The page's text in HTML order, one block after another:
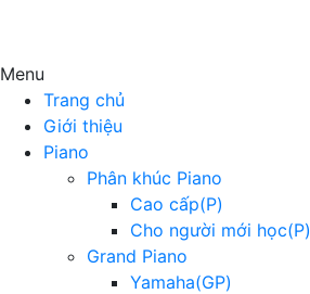
Menu
Trang chủ
Giới thiệu
Piano
Phân khúc Piano
Cao cấp(P)
Cho người mới học(P)
Grand Piano
Yamaha(GP)